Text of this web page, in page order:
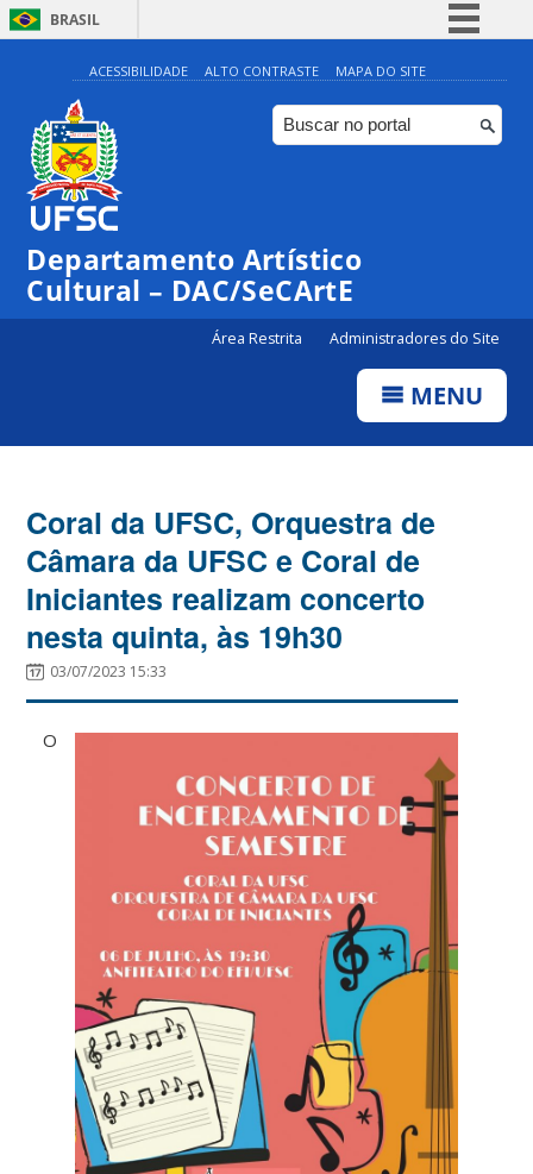
BRASIL
Simplifique!
Comunica BR
Participe
Canais
ACESSIBILIDADE ALTO CONTRASTE MAPA DO SITE
Departamento Artístico
Cultural – DAC/SeCArtE
Área Restrita Administradores do Site
MENU
Coral da UFSC, Orquestra de
Câmara da UFSC e Coral de
Iniciantes realizam concerto
nesta quinta, às 19h30
03/07/2023 15:33
O